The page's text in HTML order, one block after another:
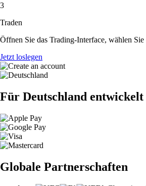
3
Traden
Öffnen Sie das Trading-Interface, wählen
Jetzt loslegen
Für Deutschland entwickelt
Globale Partnerschaften